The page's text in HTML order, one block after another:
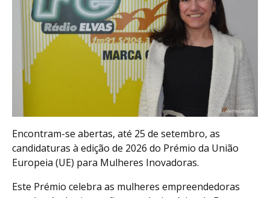
Encontram-se abertas, até 25 de setembro, as
candidaturas à edição de 2026 do Prémio da União
Europeia (UE) para Mulheres Inovadoras.
Este Prémio celebra as mulheres empreendedoras